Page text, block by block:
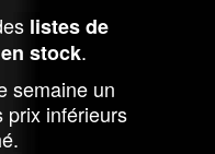
listes de
stock.
semaine un
prix inférieurs